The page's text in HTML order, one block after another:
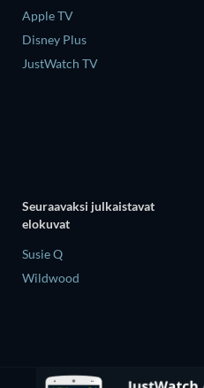
Apple TV
Disney Plus
JustWatch TV
Seuraavaksi julkaistavat
elokuvat
Susie Q
Wildwood